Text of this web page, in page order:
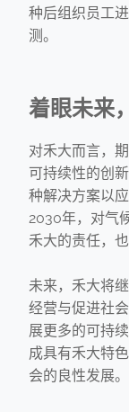
种后组织员工
测。
着眼未来
对禾大而言，
可持续性的创
种解决方案以
2030年，对气
禾大的责任，
未来，禾大将
经营与促进社
展更多的可持
成具有禾大特
会的良性发展。